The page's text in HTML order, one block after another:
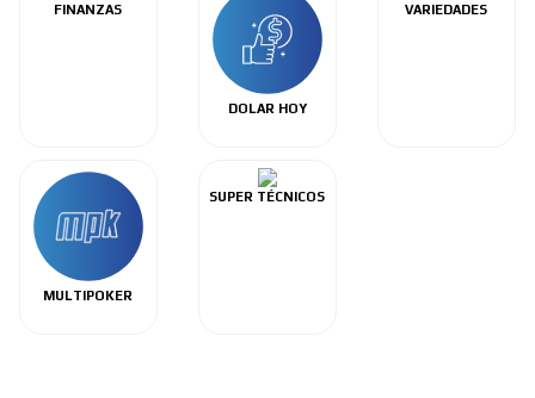
FINANZAS
DOLAR HOY
VARIEDADES
MULTIPOKER
SUPER TÉCNICOS